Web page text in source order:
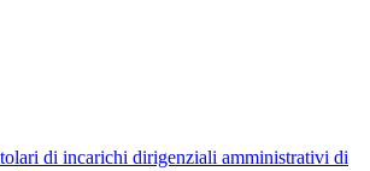
di incarichi dirigenziali amministrativi di